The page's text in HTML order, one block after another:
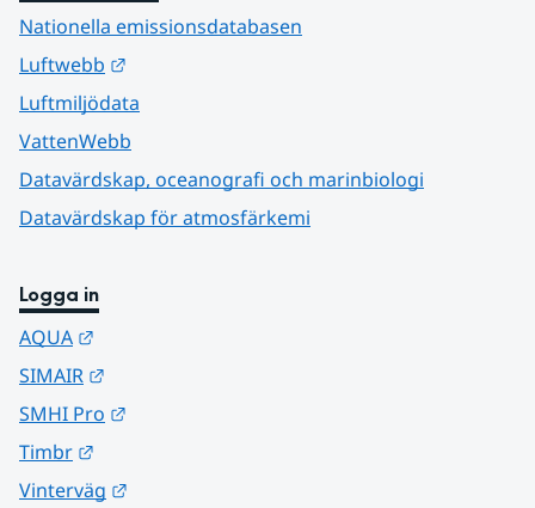
Nationella emissionsdatabasen
Luftwebb
Luftmiljödata
VattenWebb
Datavärdskap, oceanografi och marinbiologi
Datavärdskap för atmosfärkemi
Logga in
AQUA
SIMAIR
SMHI Pro
Timbr
Vinterväg